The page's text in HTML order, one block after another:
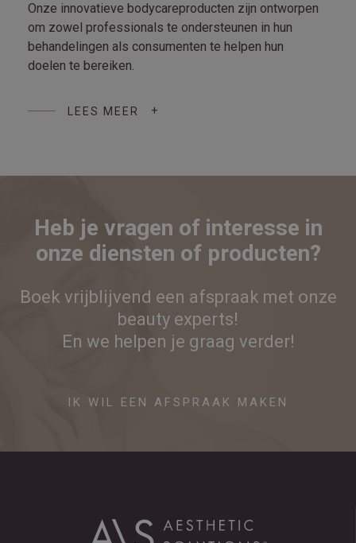
Onze innovatieve bodycareproducten zijn ontworpen
om zowel professionals te ondersteunen in hun
behandelingen als consumenten te helpen hun
doelen te bereiken.
LEES MEER
Heb je vragen of interesse in
onze diensten of producten?
Boek vrijblijvend een afspraak met onze
beauty experts!
En we helpen je graag verder!
IK WIL EEN AFSPRAAK MAKEN